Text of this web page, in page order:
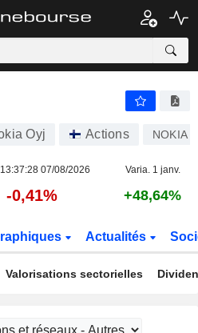
Oyj Actions NOKIA
13:37:28 07/08/2026 Varia. 1 janv.
-0,41% +48,64%
Actualités
Valorisations sectorielles